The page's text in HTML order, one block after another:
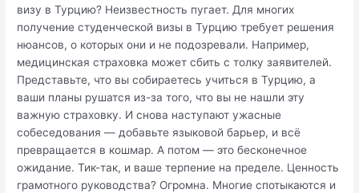
визу в Турцию? Неизвестность пугает. Для многих
получение студенческой визы в Турцию требует решения
нюансов, о которых они и не подозревали. Например,
медицинская страховка может сбить с толку заявителей.
Представьте, что вы собираетесь учиться в Турцию, а
ваши планы рушатся из-за того, что вы не нашли эту
важную страховку. И снова наступают ужасные
собеседования — добавьте языковой барьер, и всё
превращается в кошмар. А потом — это бесконечное
ожидание. Тик-так, и ваше терпение на пределе. Ценность
грамотного руководства? Огромна. Многие спотыкаются и